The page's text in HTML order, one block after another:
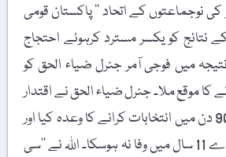
نوجماعتوں کے اتحاد ’’ پاکستان قومی
نتائج کو یکسر مسترد کرہوئے احتجاج
میں فوجی آمر جنرل ضیاء الحق کو
کا موقع ملا۔ جنرل ضیاء الحق نے اقتدار
پر قبضہ کرتے ہوئے 90 دن میں انتخابات کرانے کا وعدہ کیا اور
ان کے 90 دن کا وعدے 11 سال میں وفا نہ ہوسکا۔ اللہ نے ’’سی